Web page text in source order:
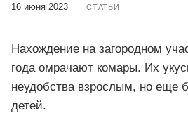
16 июня 2023 СТАТЬИ
Нахождение на загородном
года омрачают комары. Их
неудобства взрослым, но еще
детей.